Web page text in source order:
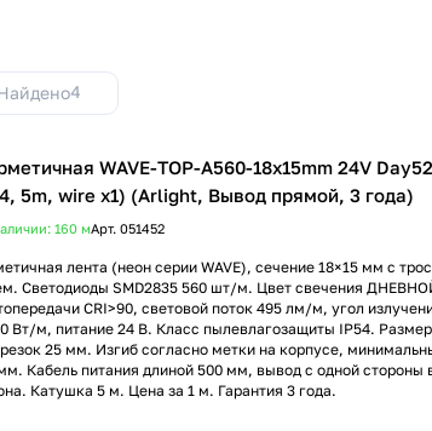
4
WAVE-TOP-A560-18x15mm 24V
5m, wire x1) (Arlight, Вывод прямой, 3 года)
160 мАрт. 051452
лента (неон серии WAVE), сечение 18×15 мм с
Светодиоды SMD2835 560 шт/м. Цвет свечения
CRI>90, световой поток 495 лм/м, угол
Вт/м, питание 24 В. Класс пылевлагозащиты IP54.
25 мм. Изгиб согласно метки на корпусе,
Кабель питания длиной 500 мм, вывод с одной стороны
Катушка 5 м. Цена за 1 м. Гарантия 3 года.